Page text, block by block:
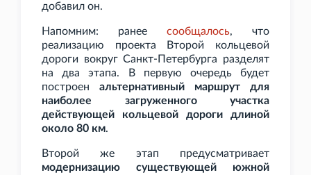
добавил он.
Напомним: ранее сообщалось, что
реализацию проекта Второй кольцевой
дороги вокруг Санкт-Петербурга разделят
на два этапа. В первую очередь будет
построен альтернативный маршрут для
наиболее загруженного участка
действующей кольцевой дороги длиной
около 80 км.
Второй же этап предусматривает
модернизацию существующей южной